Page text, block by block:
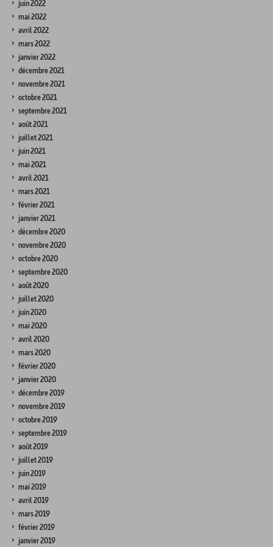
juin 2022
mai 2022
avril 2022
mars 2022
janvier 2022
décembre 2021
novembre 2021
octobre 2021
septembre 2021
août 2021
juillet 2021
juin 2021
mai 2021
avril 2021
mars 2021
février 2021
janvier 2021
décembre 2020
novembre 2020
octobre 2020
septembre 2020
août 2020
juillet 2020
juin 2020
mai 2020
avril 2020
mars 2020
février 2020
janvier 2020
décembre 2019
novembre 2019
octobre 2019
septembre 2019
août 2019
juillet 2019
juin 2019
mai 2019
avril 2019
mars 2019
février 2019
janvier 2019